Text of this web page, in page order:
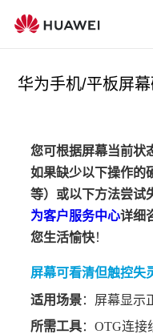
华为手机/平板屏
您可根据屏幕当前状
如果缺少以下操作的
等）或以下方法尝试
为客户服务中心详细
您生活愉快！
屏幕可看清但触控失
适用场景：屏幕显示
所需工具：OTG连接